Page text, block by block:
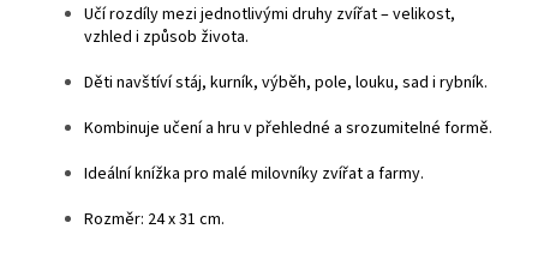
Učí rozdíly mezi jednotlivými druhy zvířat – velikost,
vzhled i způsob života.
Děti navštíví stáj, kurník, výběh, pole, louku, sad i rybník.
Kombinuje učení a hru v přehledné a srozumitelné formě.
Ideální knížka pro malé milovníky zvířat a farmy.
Rozměr: 24 x 31 cm.